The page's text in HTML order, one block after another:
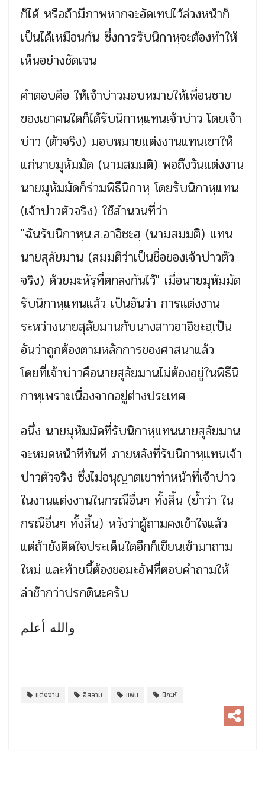
ก็ได้ หรือถ้ามีภาพหากจะอัดเทปไว้ล่วงหน้าก็
เป็นได้เหมือนกัน ซึ่งการรับนิกาหฺจะต้องทำให้
เห็นอย่างชัดเจน
คำตอบคือ ให้เจ้าบ่าวมอบหมายให้เพื่อนชาย
ของเขาคนใดก็ได้รับนิกาหฺแทนเจ้าบ่าว โดยเจ้า
บ่าว (ตัวจริง) มอบหมายแต่งงานแทนเขาให้
แก่นายมุหัมมัด (นามสมมติ) พอถึงวันแต่งงาน
นายมุหัมมัดก็ร่วมพิธีนิกาหฺ โดยรับนิกาหฺแทน
(เจ้าบ่าวตัวจริง) ใช้สำนวนที่ว่า
"ฉันรับนิกาหฺน.ส.อาอิชะฮฺ (นามสมมติ) แทน
นายสุลัยมาน (สมมติว่าเป็นชื่อของเจ้าบ่าวตัว
จริง) ด้วยมะหัรฺที่ตกลงกันไว้" เมื่อนายมุหัมมัด
รับนิกาหฺแทนแล้ว เป็นอันว่า การแต่งงาน
ระหว่างนายสุลัยมานกับนางสาวอาอิชะฮฺเป็น
อันว่าถูกต้องตามหลักการของศาสนาแล้ว
โดยที่เจ้าบ่าวคือนายสุลัยมานไม่ต้องอยู่ในพิธีนิ
กาหฺเพราะเนื่องจากอยู่ต่างประเทศ
อนึ่ง นายมุหัมมัดที่รับนิกาหฺแทนนายสุลัยมาน
จะหมดหน้าทีทันที ภายหลังที่รับนิกาหฺแทนเจ้า
บ่าวตัวจริง ซึ่งไม่อนุญาตเขาทำหน้าที่เจ้าบ่าว
ในงานแต่งงานในกรณีอื่นๆ ทั้งสิ้น (ย้ำว่า ใน
กรณีอื่นๆ ทั้งสิ้น) หวังว่าผู้ถามคงเข้าใจแล้ว
แต่ถ้ายังติดใจประเด็นใดอีกก็เขียนเข้ามาถาม
ใหม่ และท้ายนี้ต้องขอมะอัฟที่ตอบคำถามให้
ล่าช้ากว่าปรกตินะครับ
والله أعلم
แต่งงาน อิสลาม แฟน นิกะห์